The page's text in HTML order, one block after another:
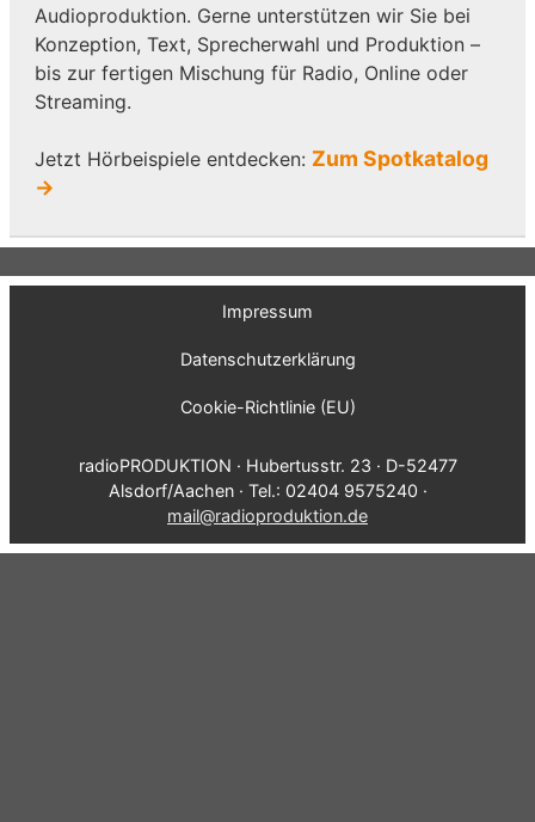
Audioproduktion. Gerne unterstützen wir Sie bei
Konzeption, Text, Sprecherwahl und Produktion –
bis zur fertigen Mischung für Radio, Online oder
Streaming.
Jetzt Hörbeispiele entdecken: Zum Spotkatalog
→
Impressum
Datenschutzerklärung
Cookie-Richtlinie (EU)
radioPRODUKTION · Hubertusstr. 23 · D-52477
Alsdorf/Aachen · Tel.: 02404 9575240 ·
mail@radioproduktion.de